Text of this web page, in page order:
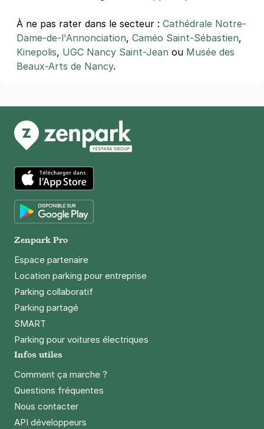
4,5
17 €
57 €/semaine (tarifs dégressifs)
Réserver
+ Abonnements disponibles
À ne pas rater dans le secteur : Cathédrale Notre-
Dame-de-l'Annonciation, Caméo Saint-Sébastien,
Kinepolis, UGC Nancy Saint-Jean ou Musée des
Beaux-Arts de Nancy.
App Store
Zenpark Pro
Espace partenaire
Location parking pour entreprise
Parking collaboratif
Parking partagé
SMART
Parking pour voitures électriques
Infos utiles
Comment ça marche ?
Questions fréquentes
Nous contacter
API développeurs